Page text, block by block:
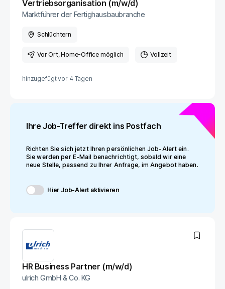
Vertriebsorganisation (m/w/d)
Marktführer der Fertighausbaubranche
Schlüchtern
Vor Ort, Home-Office möglich Vollzeit
hinzugefügt vor 4 Tagen
Ihre Job-Treffer direkt ins Postfach
Richten Sie sich jetzt Ihren persönlichen Job-Alert ein.
Sie werden per E-Mail benachrichtigt, sobald wir eine
neue Stelle, passend zu Ihrer Anfrage, im Angebot haben.
Hier Job-Alert aktivieren
HR Business Partner (m/w/d)
ulrich GmbH & Co. KG